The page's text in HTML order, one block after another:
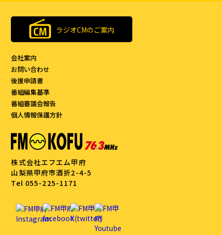
ラジオCMのご案内
会社案内
お問い合わせ
後援申請書
番組編集基準
番組審議会報告
個人情報保護方針
株式会社エフエム甲府
山梨県甲府市酒折2-4-5
Tel 055-225-1171